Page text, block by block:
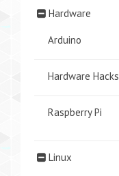
Hardware
Arduino
Hardware Hacks
Raspberry Pi
Linux